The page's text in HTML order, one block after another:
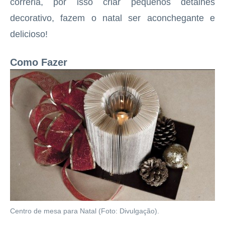
decorativo, fazem o natal ser aconchegante e
delicioso!
Como Fazer
Centro de mesa para Natal (Foto: Divulgação).